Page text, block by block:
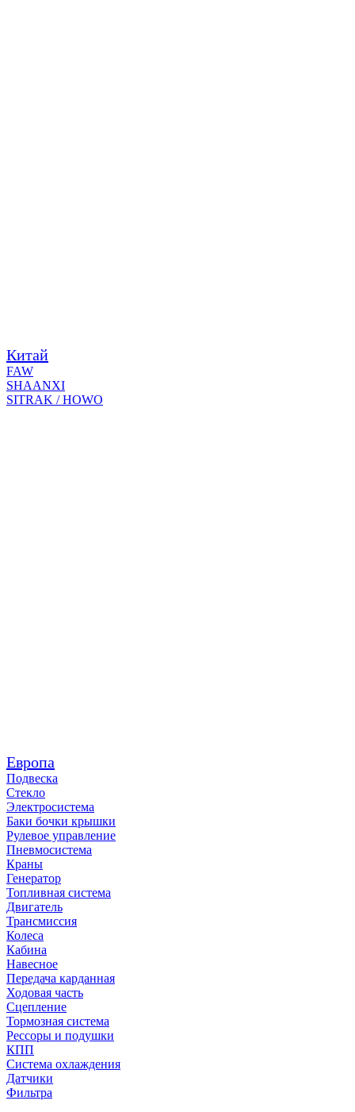
Китай
FAW
SHAANXI
SITRAK / HOWO
Европа
Подвеска
Стекло
Электросистема
Баки бочки крышки
Рулевое управление
Пневмосистема
Краны
Генератор
Топливная система
Двигатель
Трансмиссия
Колеса
Кабина
Навесное
Передача карданная
Ходовая часть
Сцепление
Тормозная система
Рессоры и подушки
КПП
Система охлаждения
Датчики
Фильтра